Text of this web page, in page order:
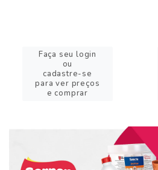
Faça seu login
ou
cadastre-se
para ver preços
e comprar